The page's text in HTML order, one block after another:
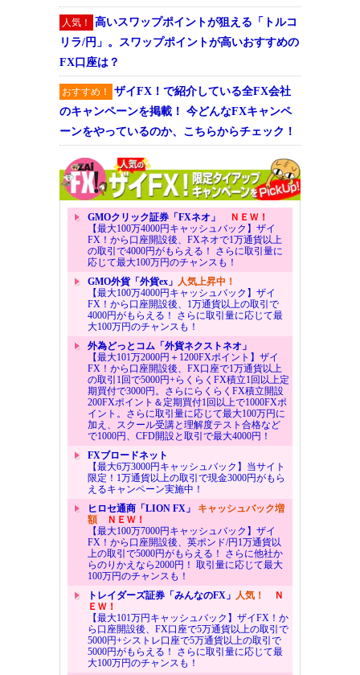
人気！
高いスワップポイントが狙える「トルコ
リラ/円」。スワップポイントが高いおすすめの
FX口座は？
おすすめ！
ザイFX！で紹介している全FX会社
のキャンペーンを掲載！ 今どんなFXキャンペ
ーンをやっているのか、こちらからチェック！
GMOクリック証券「FXネオ」
ＮＥＷ！
【最大100万4000円キャッシュバック】ザイ
FX！から口座開設後、FXネオで1万通貨以上
の取引で4000円がもらえる！ さらに取引量に
応じて最大100万円のチャンスも！
GMO外貨「外貨ex」 人気上昇中！
【最大100万4000円キャッシュバック】ザイ
FX！から口座開設後、1万通貨以上の取引で
4000円がもらえる！ さらに取引量に応じて最
大100万円のチャンスも！
外為どっとコム「外貨ネクストネオ」
【最大101万2000円＋1200FXポイント】ザイ
FX！から口座開設後、FX口座で1万通貨以上
の取引1回で5000円+らくらくFX積立1回以上定
期買付で3000円。さらにらくらくFX積立開設
200FXポイント＆定期買付1回以上で1000FXポ
イント。さらに取引量に応じて最大100万円に
加え、スクール受講と理解度テスト合格など
で1000円、CFD開設と取引で最大4000円！
FXブロードネット
【最大6万3000円キャッシュバック】当サイト
限定！1万通貨以上の取引で現金3000円がもら
えるキャンペーン実施中！
ヒロセ通商「LION FX」 キャッシュバック増
額ＮＥＷ！
【最大100万7000円キャッシュバック】ザイ
FX！から口座開設後、英ポンド/円1万通貨以
上の取引で5000円がもらえる！ さらに他社か
らのりかえなら2000円！ 取引量に応じて最大
100万円のチャンスも！
トレイダーズ証券「みんなのFX」 人気！
Ｎ
ＥＷ！
【最大101万円キャッシュバック】ザイFX！か
ら口座開設後、FX口座で5万通貨以上の取引で
5000円+シストレ口座で5万通貨以上の取引で
5000円がもらえる！ さらに取引量に応じて最
大100万円のチャンスも！